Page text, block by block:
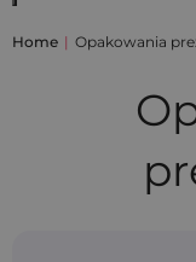
Home | Opakowania